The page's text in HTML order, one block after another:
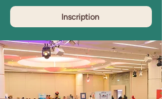
Inscription